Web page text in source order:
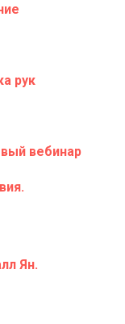
рук
вебинар
Ян.